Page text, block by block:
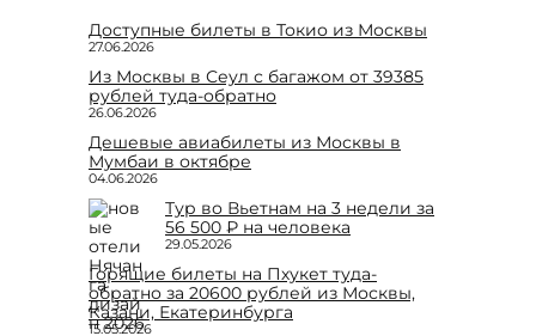
Доступные билеты в Токио из Москвы
27.06.2026
Из Москвы в Сеул с багажом от 39385
рублей туда-обратно
26.06.2026
Дешевые авиабилеты из Москвы в
Мумбаи в октябре
04.06.2026
Тур во Вьетнам на 3 недели за
56 500 ₽ на человека
29.05.2026
Горящие билеты на Пхукет туда-
обратно за 20600 рублей из Москвы,
Казани, Екатеринбурга
15.05.2026